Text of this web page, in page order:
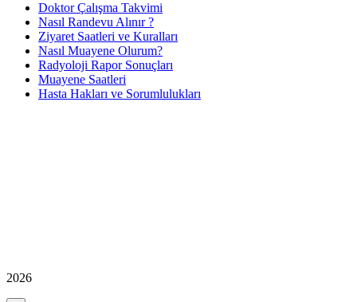
Doktor Çalışma Takvimi
Nasıl Randevu Alınır ?
Ziyaret Saatleri ve Kuralları
Nasıl Muayene Olurum?
Radyoloji Rapor Sonuçları
Muayene Saatleri
Hasta Hakları ve Sorumlulukları
2026